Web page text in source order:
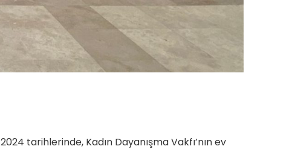
tarihlerinde, Kadın Dayanışma Vakfı’nın ev